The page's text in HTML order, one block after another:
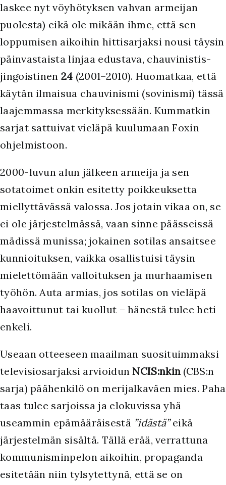
laskee nyt vöyhötyksen vahvan armeijan
puolesta) eikä ole mikään ihme, että sen
loppumisen aikoihin hittisarjaksi nousi täysin
päinvastaista linjaa edustava, chauvinistis-
jingoistinen 24 (2001–2010). Huomatkaa, että
käytän ilmaisua chauvinismi (sovinismi) tässä
laajemmassa merkityksessään. Kummatkin
sarjat sattuivat vieläpä kuulumaan Foxin
ohjelmistoon.
2000-luvun alun jälkeen armeija ja sen
sotatoimet onkin esitetty poikkeuksetta
miellyttävässä valossa. Jos jotain vikaa on, se
ei ole järjestelmässä, vaan sinne päässeissä
mädissä munissa; jokainen sotilas ansaitsee
kunnioituksen, vaikka osallistuisi täysin
mielettömään valloituksen ja murhaamisen
työhön. Auta armias, jos sotilas on vieläpä
haavoittunut tai kuollut – hänestä tulee heti
enkeli.
Useaan otteeseen maailman suosituimmaksi
televisiosarjaksi arvioidunNCIS:nkin (CBS:n
sarja) päähenkilö on merijalkaväen mies. Paha
taas tulee sarjoissa ja elokuvissa yhä
useammin epämääräisestä ”idästä”eikä
järjestelmän sisältä. Tällä erää, verrattuna
kommunisminpelon aikoihin, propaganda
esitetään niin tylsytettynä, että se on